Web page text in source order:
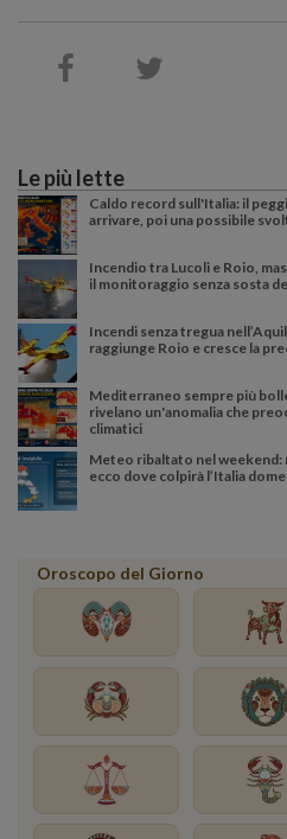
Le più lette
Caldo record sull'Italia: il
arrivare, poi una possibile
Incendio tra Lucoli e Roio,
il monitoraggio senza sosta
Incendi senza tregua
raggiunge Roio e cresce la
Mediterraneo sempre più
rivelano un'anomalia che
climatici
Meteo ribaltato nel weekend:
ecco dove colpirà l’Italia
Oroscopo del Giorno